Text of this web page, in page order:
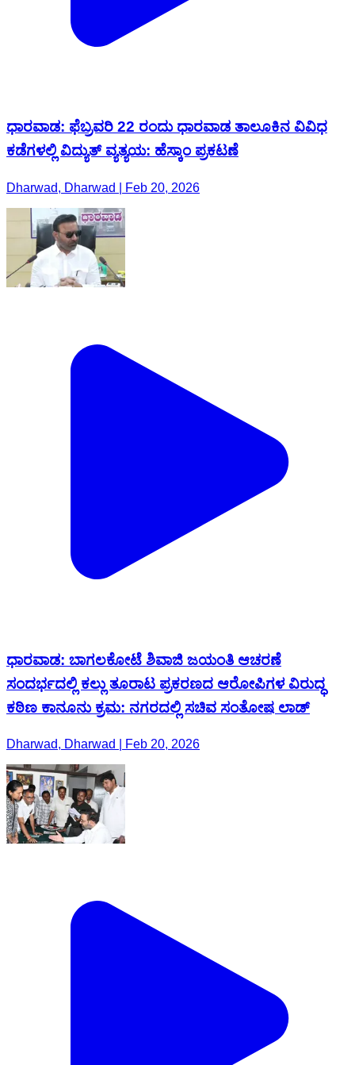
ಧಾರವಾಡ: ಫೆಬ್ರವರಿ 22 ರಂದು ಧಾರವಾಡ ತಾಲೂಕಿನ ವಿವಿಧ
ಕಡೆಗಳಲ್ಲಿ ವಿದ್ಯುತ್ ವ್ಯತ್ಯಯ: ಹೆಸ್ಕಾಂ ಪ್ರಕಟಣೆ
Dharwad, Dharwad | Feb 20, 2026
ಧಾರವಾಡ: ಬಾಗಲಕೋಟೆ ಶಿವಾಜಿ ಜಯಂತಿ ಆಚರಣೆ
ಸಂದರ್ಭದಲ್ಲಿ ಕಲ್ಲು ತೂರಾಟ ಪ್ರಕರಣದ ಆರೋಪಿಗಳ ವಿರುದ್ಧ
ಕಠಿಣ ಕಾನೂನು ಕ್ರಮ: ನಗರದಲ್ಲಿ ಸಚಿವ ಸಂತೋಷ ಲಾಡ್
Dharwad, Dharwad | Feb 20, 2026